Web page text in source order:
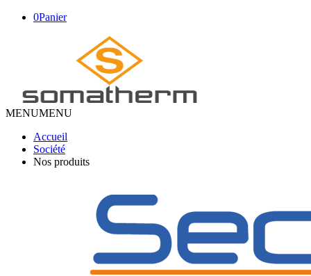
0Panier
MENUMENU
Accueil
Société
Nos produits